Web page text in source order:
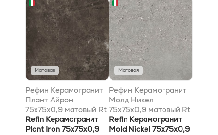
Матовая
Рефин Керамогранит
Плант Айрон
75x75x0,9 матовый Rt
Refin Керамогранит
Plant Iron 75x75x0,9
Матовая
Рефин Керамогранит
Молд Никел
75x75x0,9 матовый Rt
Refin Керамогранит
Mold Nickel 75x75x0,9